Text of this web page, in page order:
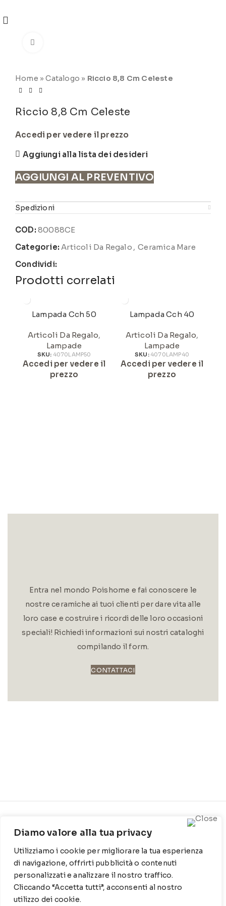
Diamo valore alla tua privacy
Utilizziamo i cookie per migliorare la tua esperienza
di navigazione, offrirti pubblicità o contenuti
personalizzati e analizzare il nostro traffico.
Cliccando “Accetta tutti”, acconsenti al nostro
utilizzo dei cookie.
Home »Catalogo » Riccio 8,8 Cm Celeste
Riccio 8,8 Cm Celeste
Accedi per vedere il prezzo
Aggiungi alla lista dei desideri
AGGIUNGI AL PREVENTIVO
Spedizioni
COD: 80088CE
Categorie: Articoli Da Regalo , Ceramica Mare
Condividi:
Prodotti correlati
Lampada Cch 50
Articoli Da Regalo,
Lampade
SKU: 4070LAMP50
Accedi per vedere il
prezzo
Lampada Cch 40
Articoli Da Regalo,
Lampade
SKU: 4070LAMP40
Accedi per vedere il
prezzo
Entra nel mondo Poishome e fai conoscere le
nostre ceramiche ai tuoi clienti per dare vita alle
loro case e costruire i ricordi delle loro occasioni
speciali! Richiedi informazioni sui nostri cataloghi
compilando il form.
CONTATTACI
1316 - 70044 Polignano a
mare
T
WZ: 329 6510725
Cookie Policy
Privacy Policy